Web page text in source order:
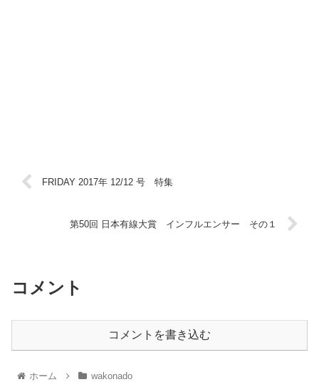
FRIDAY 2017年 12/12 号 特集
第50回 日本有線大賞 インフルエンサー その１
コメント
コメントを書き込む
ホーム wakonado